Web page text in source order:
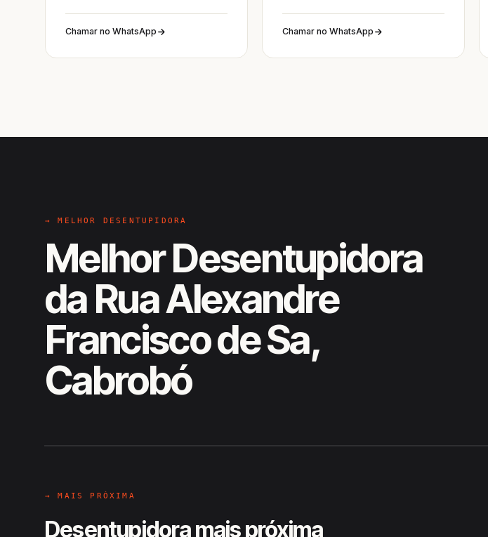
Chamar no WhatsApp Chamar no WhatsApp
→ MELHOR DESENTUPIDORA
Melhor Desentupidora
da Rua Alexandre
Francisco de Sa,
Cabrobó
EM CAMPO
→ MAIS PRÓXIMA
Desentupidora mais próxima